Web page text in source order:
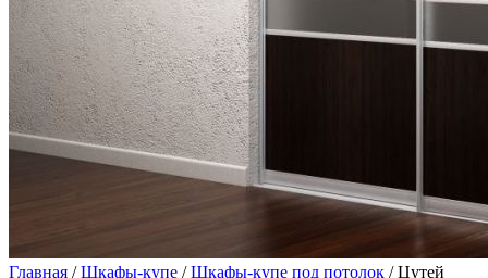
Главная /Шкафы-купе /Шкафы-купе под потолок / Цутей